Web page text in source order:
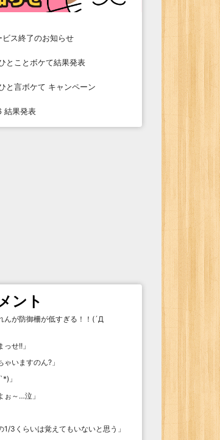
ス終了のお知らせ
とことボケて結果発表
と言ボケて キャンペーン
結果発表
ント
んが防御柵が低すぎる！！(´Д
っせ!! 」
ゃいますのん? 」
」
ぉ～…泣 」
1/3くらいは覚えてもいないと思う 」